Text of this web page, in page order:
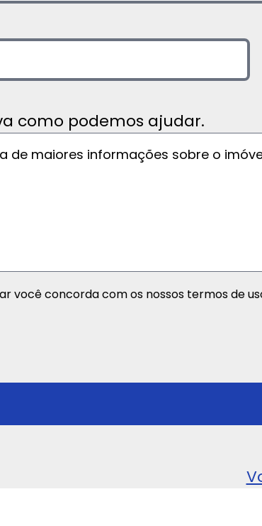
como podemos ajudar.
você concorda com os nossos termos de